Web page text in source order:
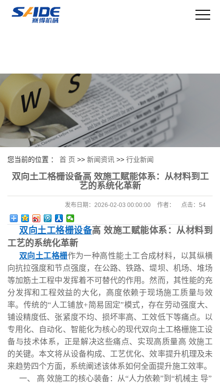
您当前的位置 ： 首 页 >> 新闻资讯 >> 行业新闻
双向土工格栅设备高 效施工赋能体系：从材料到工
艺的系统化革新
发布日期： 2026-02-03 00:00:00 作者： 点击： 54
双向土工格栅设备高 效施工赋能体系：从材料到
工艺的系统化革新
双向土工格栅作为一种高性能土工合成材料，以其纵横
向抗拉强度和节点强度，在公路、铁路、堤坝、机场、堆场
等加筋土工程中发挥着不可替代的作用。然而，其性能的充
分发挥和工程效益的大化，高度依赖于现场施工质量与效
率。传统的“人工铺放+简易固定”模式，存在劳动强度大、
铺设精度低、张紧度不均、损坏率高、工效低下等痛点。以
专用化、自动化、智能化为核心的现代双向土工格栅施工设
备与技术体系，正是解决这些痛点、实现高质量高 效施工
的关键。本文将从设备构成、工艺优化、效率提升机理及未
来趋势四个方面，系统阐述该体系如何全面提升施工效率。
一、 高 效施工的核心装备：从“人力依赖”到“机械主 导”